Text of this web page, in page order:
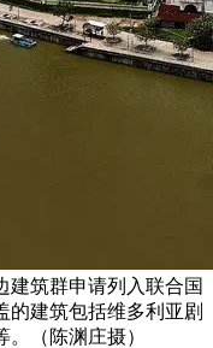
建筑群申请列入联合国
的建筑包括维多利亚剧
（陈渊庄摄）